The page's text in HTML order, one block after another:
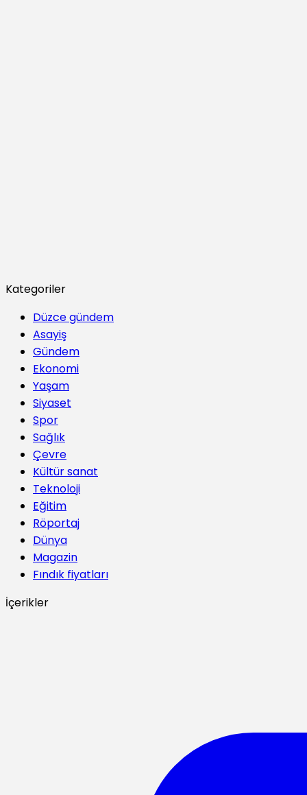
Kategoriler
Düzce gündem
Asayiş
Gündem
Ekonomi
Yaşam
Siyaset
Spor
Sağlık
Çevre
Kültür sanat
Teknoloji
Eğitim
Röportaj
Dünya
Magazin
Fındık fiyatları
İçerikler